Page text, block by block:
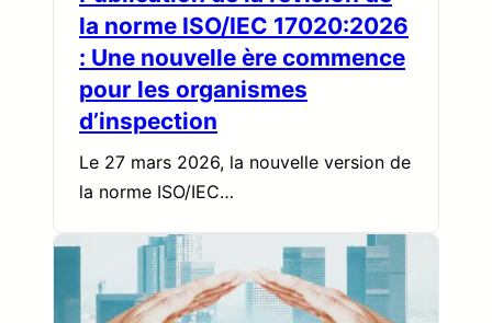
la norme ISO/IEC 17020:2026
: Une nouvelle ère commence
pour les organismes
d’inspection
Le 27 mars 2026, la nouvelle version de
la norme ISO/IEC…